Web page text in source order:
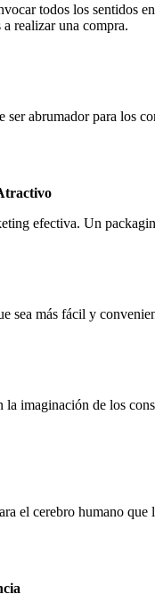
todos los sentidos
realizar una compra.
ser abrumador para los
efectiva. Un
sea más fácil y
imaginación de los
el cerebro humano